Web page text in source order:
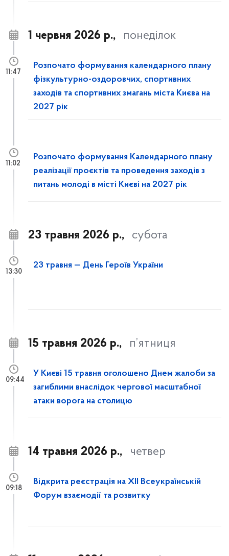
1 червня 2026 р., понеділок
Розпочато формування календарного плану
фізкультурно-оздоровчих, спортивних
заходів та спортивних змагань міста Києва на
2027 рік
11:47
Розпочато формування Календарного плану
реалізації проєктів та проведення заходів з
питань молоді в місті Києві на 2027 рік
11:02
23 травня 2026 р., субота
23 травня — День Героїв України
13:30
15 травня 2026 р., п’ятниця
У Києві 15 травня оголошено Днем жалоби за
загиблими внаслідок чергової масштабної
атаки ворога на столицю
09:44
14 травня 2026 р., четвер
Відкрита реєстрація на XII Всеукраїнській
Форум взаємодії та розвитку
09:18